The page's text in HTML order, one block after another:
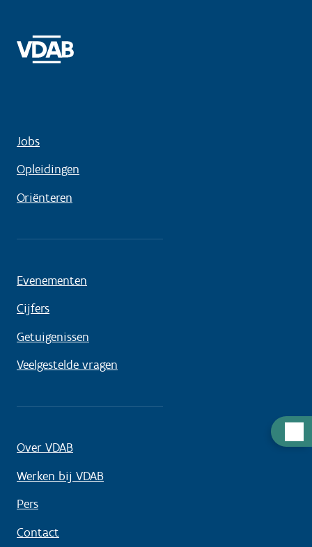
Jobs
Opleidingen
Oriënteren
Evenementen
Cijfers
Getuigenissen
Veelgestelde vragen
Over VDAB
Werken bij VDAB
Pers
Contact